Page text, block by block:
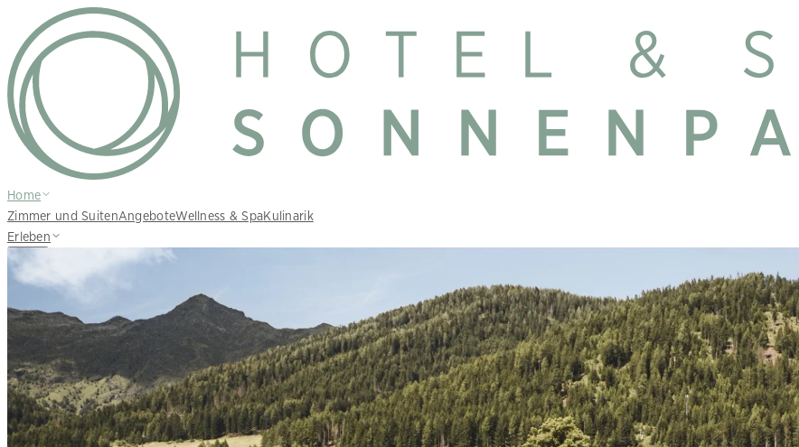
Home
Zimmer und SuitenAngeboteWellness & SpaKulinarik
Erleben
DE
Anfragen Buchen